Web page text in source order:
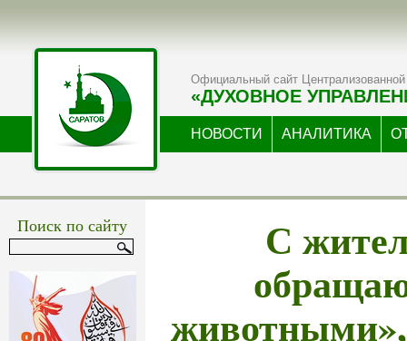
Официальный сайт Централизованной
«ДУХОВНОЕ
НОВОСТИ АНАЛИТИКА
Поиск по сайту С